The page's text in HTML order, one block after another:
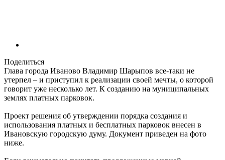
Поделиться
Глава города Иваново Владимир Шарыпов все-таки не
утерпел – и приступил к реализации своей мечты, о которой
говорит уже несколько лет. К созданию на муниципальных
землях платных парковок.
Проект решения об утверждении порядка создания и
использования платных и бесплатных парковок внесен в
Ивановскую городскую думу. Документ приведен на фото
ниже.